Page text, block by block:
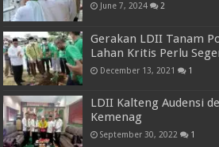
June 7, 2024 2
Gerakan LDII Tanam
Lahan Kritis Perlu
December 13, 2021 1
LDII Kalteng Audensi
Kemenag
September 30, 2022 1